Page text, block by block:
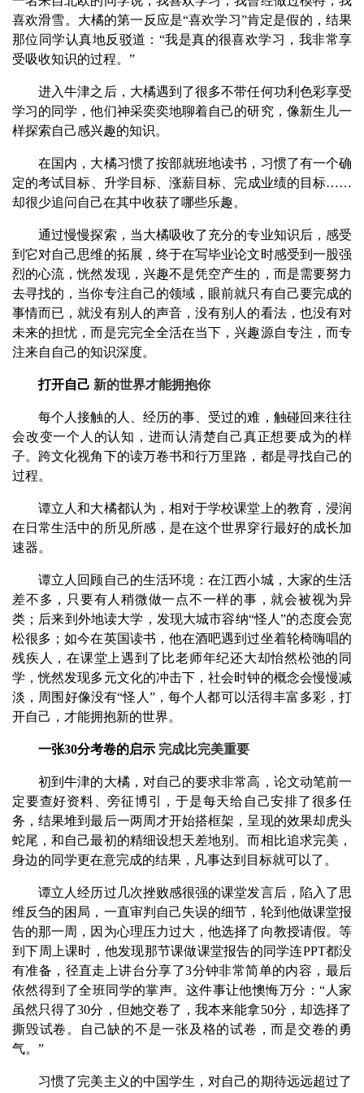
喜欢滑雪。大橘的第一反应是“喜欢学习”肯定是假的，结果
那位同学认真地反驳道：“我是真的很喜欢学习，我非常享
受吸收知识的过程。”
进入牛津之后，大橘遇到了很多不带任何功利色彩享受
学习的同学，他们神采奕奕地聊着自己的研究，像新生儿一
样探索自己感兴趣的知识。
在国内，大橘习惯了按部就班地读书，习惯了有一个确
定的考试目标、升学目标、涨薪目标、完成业绩的目标……
却很少追问自己在其中收获了哪些乐趣。
通过慢慢探索，当大橘吸收了充分的专业知识后，感受
到它对自己思维的拓展，终于在写毕业论文时感受到一股强
烈的心流，恍然发现，兴趣不是凭空产生的，而是需要努力
去寻找的，当你专注自己的领域，眼前就只有自己要完成的
事情而已，就没有别人的声音，没有别人的看法，也没有对
未来的担忧，而是完完全全活在当下，兴趣源自专注，而专
注来自自己的知识深度。
打开自己 新的世界才能拥抱你
每个人接触的人、经历的事、受过的难，触碰回来往往
会改变一个人的认知，进而认清楚自己真正想要成为的样
子。跨文化视角下的读万卷书和行万里路，都是寻找自己的
过程。
谭立人和大橘都认为，相对于学校课堂上的教育，浸润
在日常生活中的所见所感，是在这个世界穿行最好的成长加
速器。
谭立人回顾自己的生活环境：在江西小城，大家的生活
差不多，只要有人稍微做一点不一样的事，就会被视为异
类；后来到外地读大学，发现大城市容纳“怪人”的态度会宽
松很多；如今在英国读书，他在酒吧遇到过坐着轮椅嗨唱的
残疾人，在课堂上遇到了比老师年纪还大却怡然松弛的同
学，恍然发现多元文化的冲击下，社会时钟的概念会慢慢减
淡，周围好像没有“怪人”，每个人都可以活得丰富多彩，打
开自己，才能拥抱新的世界。
一张30分考卷的启示 完成比完美重要
初到牛津的大橘，对自己的要求非常高，论文动笔前一
定要查好资料、旁征博引，于是每天给自己安排了很多任
务，结果堆到最后一两周才开始搭框架，呈现的效果却虎头
蛇尾，和自己最初的精细设想天差地别。而相比追求完美，
身边的同学更在意完成的结果，凡事达到目标就可以了。
谭立人经历过几次挫败感很强的课堂发言后，陷入了思
维反刍的困局，一直审判自己失误的细节，轮到他做课堂报
告的那一周，因为心理压力过大，他选择了向教授请假。等
到下周上课时，他发现那节课做课堂报告的同学连PPT都没
有准备，径直走上讲台分享了3分钟非常简单的内容，最后
依然得到了全班同学的掌声。这件事让他懊悔万分：“人家
虽然只得了30分，但她交卷了，我本来能拿50分，却选择了
撕毁试卷。自己缺的不是一张及格的试卷，而是交卷的勇
气。”
习惯了完美主义的中国学生，对自己的期待远远超过了